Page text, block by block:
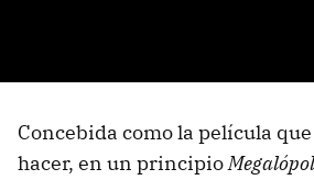
Concebida como la película
hacer, en un principio